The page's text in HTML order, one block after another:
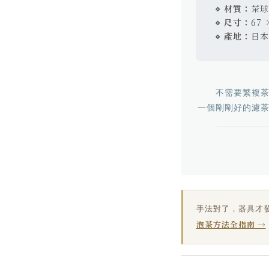
⋄ 材質： 茶
⋄ 尺寸： 67
⋄ 產地： 日
不需要繁複
一個剛剛好的濾
手法對了，器具才
泡茶方法全指南 →